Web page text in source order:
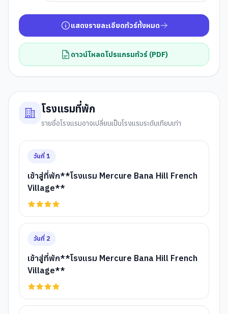
แสดงรายละเอียดทัวร์ทั้งหมด
ดาวน์โหลดโปรแกรมทัวร์ (PDF)
โรงแรมที่พัก
รายชื่อโรงแรมอาจเปลี่ยนเป็นโรงแรมระดับเทียบเท่า
วันที่ 1
เข้าสู่ที่พัก**โรงแรม Mercure Bana Hill French
Village**
วันที่ 2
เข้าสู่ที่พัก**โรงแรม Mercure Bana Hill French
Village**